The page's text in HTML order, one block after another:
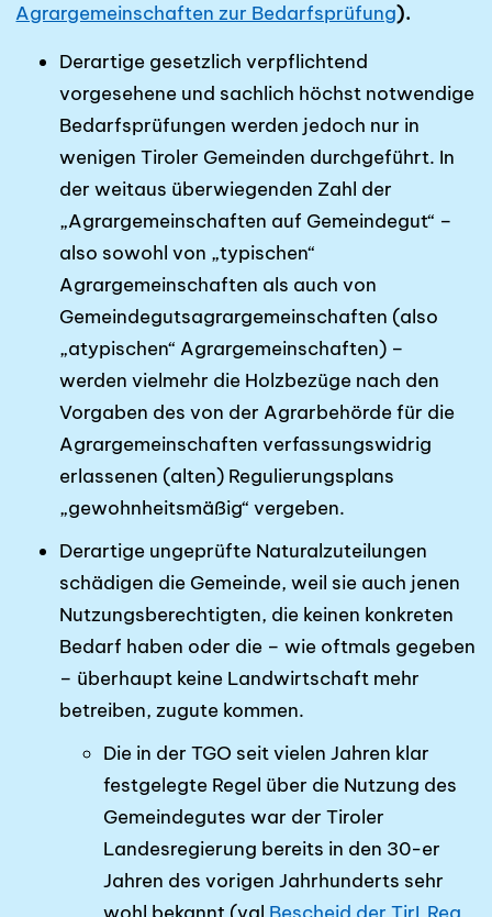
Agrargemeinschaften zur Bedarfsprüfung).
Derartige gesetzlich verpflichtend
vorgesehene und sachlich höchst notwendige
Bedarfs­prüfungen werden jedoch nur in
wenigen Tiroler Gemeinden durchgeführt. In
der weit­aus überwiegenden Zahl der
„Agrargemeinschaften auf Gemeindegut“ –
also sowohl von „typischen“
Agrargemeinschaften als auch von
Gemeindeguts­agrar­gemeinschaften (also
„atypischen“ Agrargemeinschaften) –
werden vielmehr die Holzbezüge nach den
Vor­gaben des von der Agrarbehörde für die
Agrargemeinschaften verfassungswidrig
erlas­senen (alten) Regulierungsplans
„gewohnheitsmäßig“ vergeben.
Derartige ungeprüfte Naturalzuteilungen
schädigen die Gemeinde, weil sie auch jenen
Nutzungs­berechtigten, die keinen konkreten
Bedarf haben oder die – wie oftmals gegeben
– überhaupt keine Landwirtschaft mehr
betreiben, zugute kommen.
Die in der TGO seit vielen Jahren klar
festgelegte Regel über die Nutzung des
Gemeindegutes war der Tiroler
Landesregierung bereits in den 30-er
Jahren des vorigen Jahrhunderts sehr